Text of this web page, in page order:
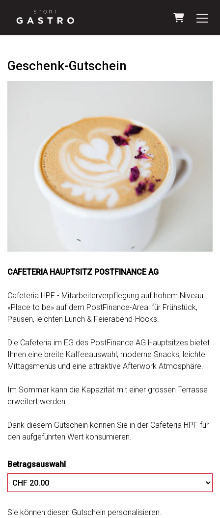
Warenkorb
Geschenk-Gutschein
CAFETERIA HAUPTSITZ POSTFINANCE AG
Cafeteria HPF - Mitarbeiterverpflegung auf hohem Niveau.
«Place to be» auf dem PostFinance-Areal für Frühstück,
Pausen, leichten Lunch & Feierabend-Höcks.
Die Cafeteria im EG des PostFinance AG Hauptsitzes bietet
Ihnen eine breite Kaffeeauswahl, moderne Snacks, leichte
Mittagsmenüs und eine attraktive Afterwork Atmosphäre.
Im Sommer kann die Kapazität mit einer grossen Terrasse
erweitert werden.
Dank diesem Gutschein können Sie in der Cafeteria HPF für
den aufgeführten Wert konsumieren.
Betragsauswahl
Sie können diesen Gutschein personalisieren.